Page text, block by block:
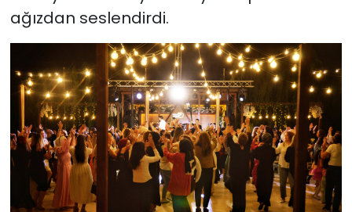
ağızdan seslendirdi.